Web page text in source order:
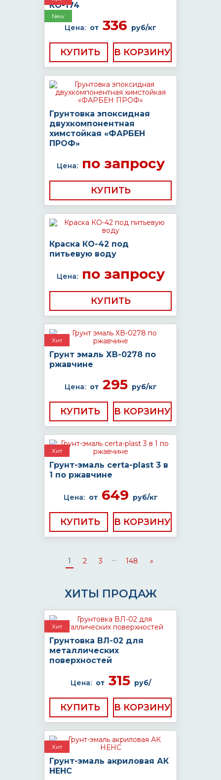
New
КО-174
Цена: от 336 руб/кг
КУПИТЬ
Грунтовка эпоксидная
двухкомпонентная
химстойкая «ФАРБЕН
ПРОФ»
Цена:по запросу
КУПИТЬ
Краска КО-42 под
питьевую воду
Цена:по запросу
КУПИТЬ
Хит
Грунт эмаль ХВ-0278 по
ржавчине
Цена: от295 руб/кг
КУПИТЬ
Хит
Грунт-эмаль certa-plast 3 в
1 по ржавчине
Цена: от649 руб/кг
КУПИТЬ
1 2 3 ... 148 »
ХИТЫ ПРОДАЖ
Хит
Грунтовка ВЛ-02 для
металлических
поверхностей
Цена: от315 руб/
КУПИТЬ
Хит
Грунт-эмаль акриловая АК
НЕНС